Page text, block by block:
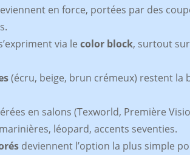
en force, portées par des
via le color block, surtout
(écru, beige, brun crémeux) restent la
en salons (Texworld, Première
léopard, accents seventies.
deviennent l’option la plus simple